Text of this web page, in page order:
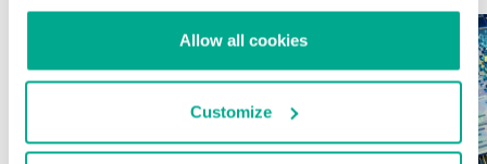
Allow all cookies
Customize